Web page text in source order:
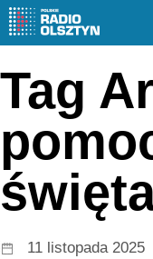
Tag
11 listopada 2025